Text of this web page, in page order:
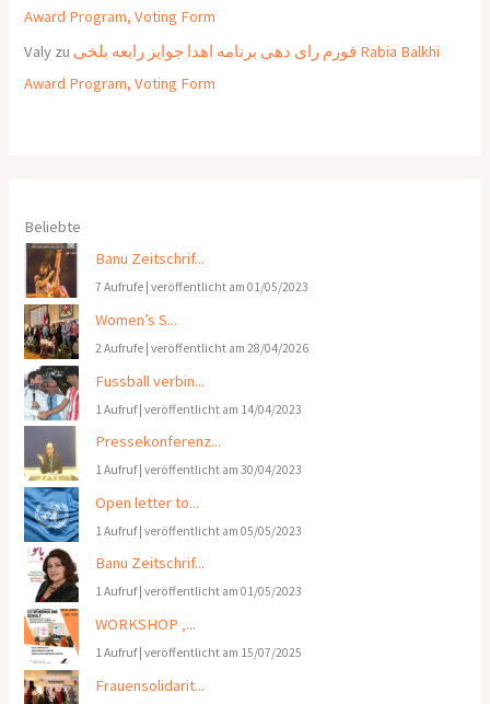
Award Program, Voting Form
Valy zu فورم رای دهی برنامه اهدا جوایز رابعه بلخی Rabia Balkhi
Award Program, Voting Form
Beliebte
Banu Zeitschrif...
7 Aufrufe |veröffentlicht am 01/05/2023
Women’s S...
2 Aufrufe |veröffentlicht am 28/04/2026
Fussball verbin...
1 Aufruf|veröffentlicht am 14/04/2023
Pressekonferenz...
1 Aufruf|veröffentlicht am 30/04/2023
Open letter to...
1 Aufruf|veröffentlicht am 05/05/2023
Banu Zeitschrif...
1 Aufruf|veröffentlicht am 01/05/2023
WORKSHOP ‚...
1 Aufruf|veröffentlicht am 15/07/2025
Frauensolidarit...